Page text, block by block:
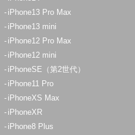
iPhone13 Pro Max
iPhone13 mini
iPhone12 Pro Max
iPhone12 mini
iPhoneSE（第2世代）
iPhone11 Pro
iPhoneXS Max
iPhoneXR
iPhone8 Plus